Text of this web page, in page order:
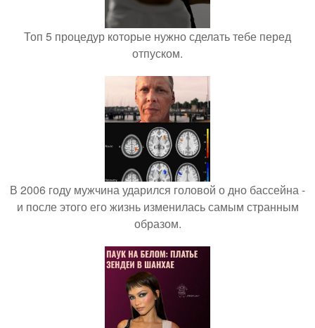
Топ 5 процедур которые нужно сделать тебе перед
отпуском.
В 2006 году мужчина ударился головой о дно бассейна -
и после этого его жизнь изменилась самым странным
образом.